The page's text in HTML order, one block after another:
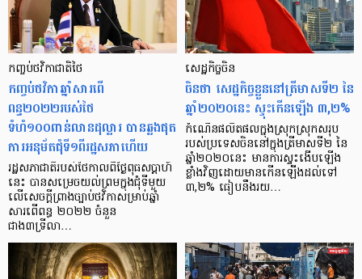
កញ្ចប់ថវិកាជាតិថៃ
កញ្ចប់ថវិកាឆ្នាំសារពើ
ពន្ធ២០២២របស់ថៃ
ទំហំ១០០ពាន់លានដុល្លារ បានឆ្លងផុត
ការអនុម័តជុំទី១ពីរដ្ឋសភាហើយ
រដ្ឋសភាជាតិរបស់ថៃកាលពីថ្ងៃពុធសប្តាហ៍
នេះ បានសម្រេចយល់ព្រមក្នុងជុំទីមួយ
លើសេចក្តីព្រាងច្បាប់ថវិកាសម្រាប់ឆ្នាំ
សារពើពន្ធ ២០២២ ចំនួន
ជាង៣ទ្រីលា…
សេដ្ឋកិច្ចចិន
ចិនថា សេដ្ឋកិច្ចខ្លួននៅត្រីមាសទី២ នៃ
ឆ្នាំ២០២០នេះ ស្ទុះកើនឡើង ៣,២%
កំណើនផលិតផលក្នុងស្រុកស្រុកសរុប
របស់ប្រទេសចិននៅក្នុងត្រីមាសទី២ នៃ
ឆ្នាំ២០២០នេះ មានការស្ទុះងើបឡើង
ខ្លាំងវិញដោយមានកើនឡើងដល់ទៅ
៣,២% ធៀបនឹងរយ…